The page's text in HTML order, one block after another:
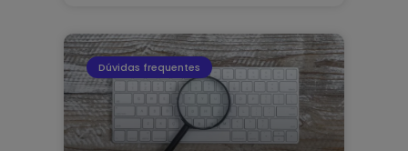
Dúvidas frequentes